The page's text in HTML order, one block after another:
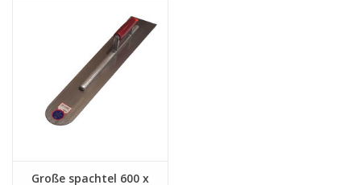
Große spachtel 600 x